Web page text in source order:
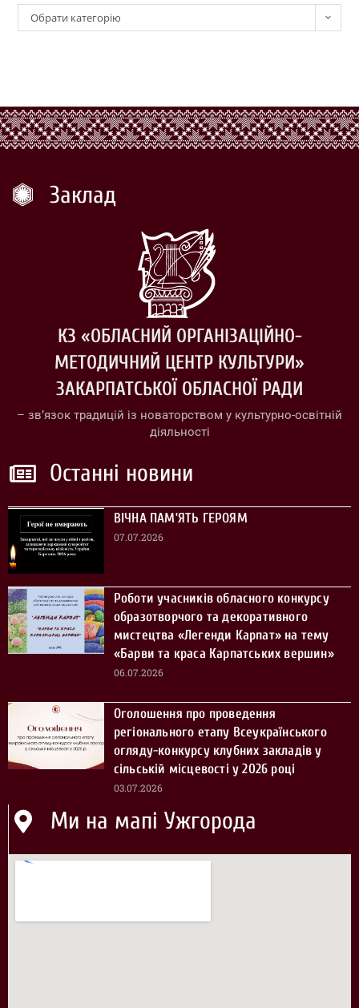
Обрати категорію
Заклад
КЗ «ОБЛАСНИЙ ОРГАНІЗАЦІЙНО-
МЕТОДИЧНИЙ ЦЕНТР КУЛЬТУРИ»
ЗАКАРПАТСЬКОЇ ОБЛАСНОЇ РАДИ
– зв’язок традицій із новаторством у культурно-освітній
діяльності
Останні новини
ВІЧНА ПАМ’ЯТЬ ГЕРОЯМ
07.07.2026
Роботи учасників обласного конкурсу
образотворчого та декоративного
мистецтва «Легенди Карпат» на тему
«Барви та краса Карпатських вершин»
06.07.2026
Оголошення про проведення
регіонального етапу Всеукраїнського
огляду-конкурсу клубних закладів у
сільській місцевості у 2026 році
03.07.2026
Ми на мапі Ужгорода